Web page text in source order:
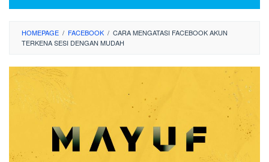
HOMEPAGE / FACEBOOK / CARA MENGATASI FACEBOOK AKUN
TERKENA SESI DENGAN MUDAH